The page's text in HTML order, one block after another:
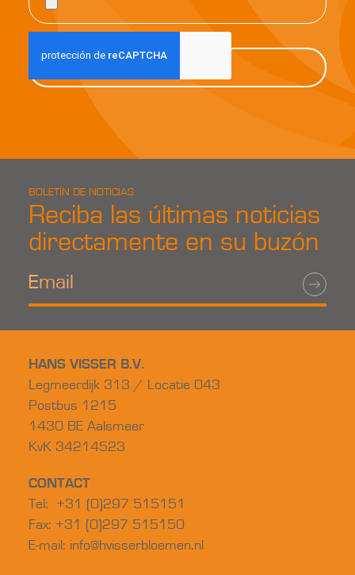
BOLETÍN DE NOTICIAS
Reciba las últimas noticias
directamente en su buzón
HANS VISSER B.V.
Legmeerdijk 313 / Locatie 043
Postbus 1215
1430 BE Aalsmeer
KvK 34214523
CONTACT
Tel: +31 (0)297 515151
Fax: +31 (0)297 515150
E-mail: info@hvisserbloemen.nl